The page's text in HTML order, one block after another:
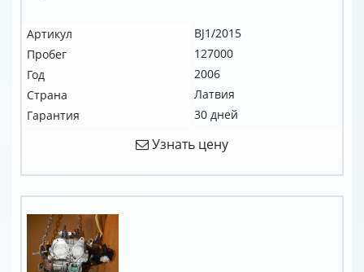
Артикул
BJ1/2015
Пробег
127000
Год
2006
Страна
Латвия
Гарантия
30 дней
Узнать цену